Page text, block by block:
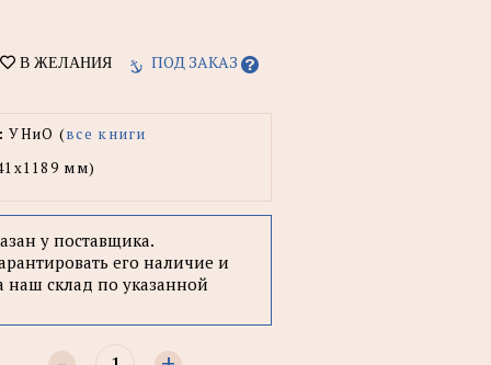
В ЖЕЛАНИЯ ПОД ЗАКАЗ
УНиО (все книги
мм)
у поставщика.
его наличие и
наш склад по указанной